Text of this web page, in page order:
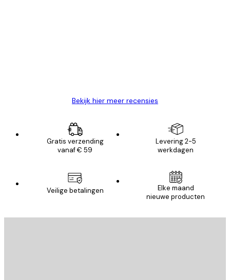
Bekijk hier meer recensies
Gratis verzending
vanaf € 59
Levering 2-5
werkdagen
Veilige betalingen
Elke maand
nieuwe producten